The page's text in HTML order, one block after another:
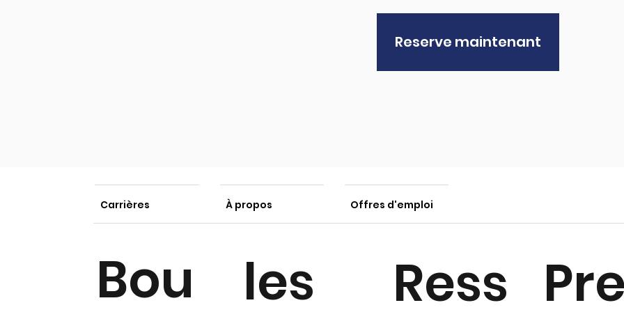
Reserve maintenant
Bou les Ress
Carrières À propos Offres d'emploi